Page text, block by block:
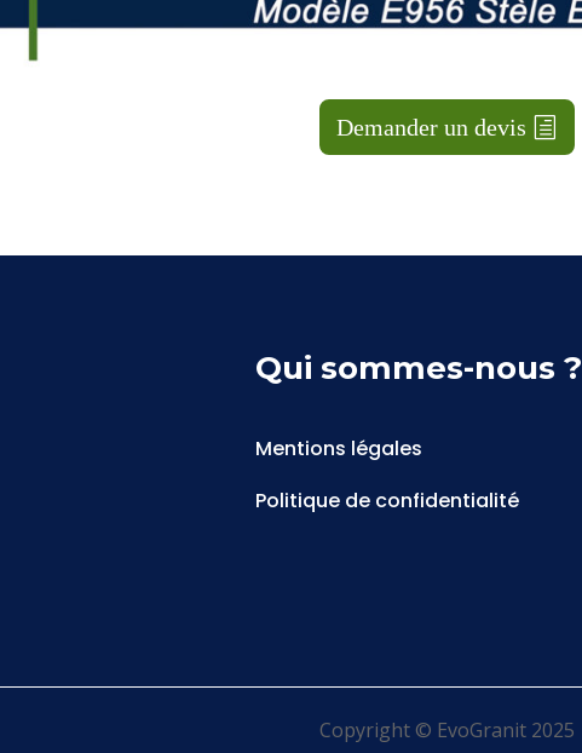
Demander un devis
Qui sommes-nous ?
Mentions légales
Politique de confidentialité
Copyright © EvoGranit 2025